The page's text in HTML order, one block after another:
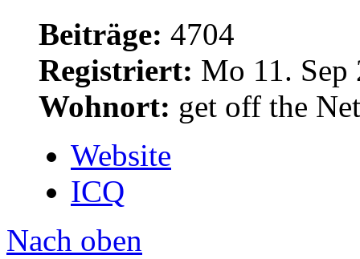
Beiträge: 4704
Registriert: Mo 11. Sep
Wohnort: get off the
Website
ICQ
Nach oben